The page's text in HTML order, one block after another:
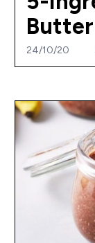
24/10/20